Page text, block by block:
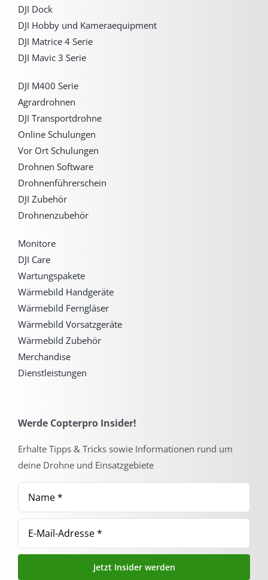
DJI Dock
DJI Hobby und Kameraequipment
DJI Matrice 4 Serie
DJI Mavic 3 Serie
DJI M400 Serie
Agrardrohnen
DJI Transportdrohne
Online Schulungen
Vor Ort Schulungen
Drohnen Software
Drohnenführerschein
DJI Zubehör
Drohnenzubehör
Monitore
DJI Care
Wartungspakete
Wärmebild Handgeräte
Wärmebild Ferngläser
Wärmebild Vorsatzgeräte
Wärmebild Zubehör
Merchandise
Dienstleistungen
Werde Copterpro Insider!
Erhalte Tipps & Tricks sowie Informationen rund um
deine Drohne und Einsatzgebiete
Jetzt Insider werden